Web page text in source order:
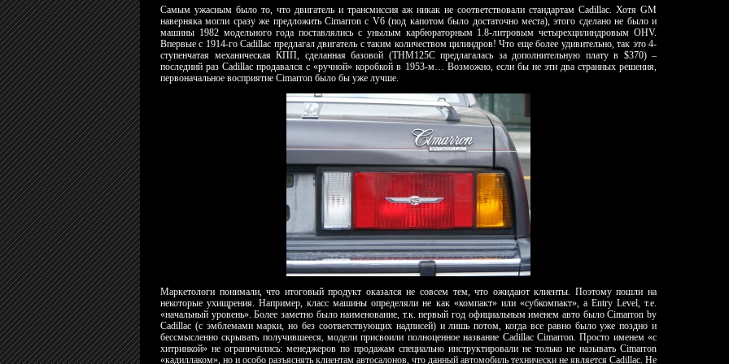
Самым ужасным было то, что двигатель и трансмиссия аж никак не соответствовали стандартам Cadillac. Хотя GM
наверняка могли сразу же предложить Cimarron с V6 (под капотом было достаточно места), этого сделано не было и
машины 1982 модельного года поставлялись с унылым карбюраторным 1.8-литровым четырехцилиндровым OHV.
Впервые с 1914-го Cadillac предлагал двигатель с таким количеством цилиндров! Что еще более удивительно, так это 4-
ступенчатая механическая КПП, сделанная базовой (THM125C предлагалась за дополнительную плату в $370) –
последний раз Cadillac продавался с «ручной» коробкой в 1953-м… Возможно, если бы не эти два странных решения,
первоначальное восприятие Cimarron было бы уже лучше.
Маркетологи понимали, что итоговый продукт оказался не совсем тем, что ожидают клиенты. Поэтому пошли на
некоторые ухищрения. Например, класс машины определяли не как «компакт» или «субкомпакт», а Entry Level, т.е.
«начальный уровень». Более заметно было наименование, т.к. первый год официальным именем авто было Cimarron by
Cadillac (с эмблемами марки, но без соответствующих надписей) и лишь потом, когда все равно было уже поздно и
бессмысленно скрывать получившееся, модели присвоили полноценное название Cadillac Cimarron. Просто именем «с
хитринкой» не ограничились: менеджеров по продажам специально инструктировали не только не называть Cimarron
«кадиллаком», но и особо разъяснять клиентам автосалонов, что данный автомобиль технически не является Cadillac. Не